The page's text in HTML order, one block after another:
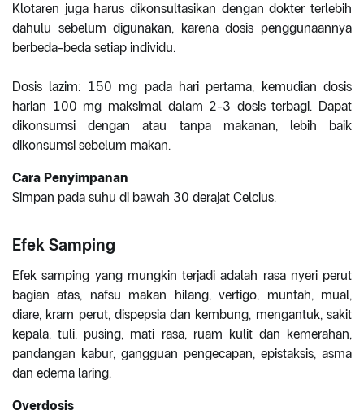
Klotaren juga harus dikonsultasikan dengan dokter terlebih
dahulu sebelum digunakan, karena dosis penggunaannya
berbeda-beda setiap individu.
Dosis lazim: 150 mg pada hari pertama, kemudian dosis
harian 100 mg maksimal dalam 2-3 dosis terbagi. Dapat
dikonsumsi dengan atau tanpa makanan, lebih baik
dikonsumsi sebelum makan.
Cara Penyimpanan
Simpan pada suhu di bawah 30 derajat Celcius.
Efek Samping
Efek samping yang mungkin terjadi adalah rasa nyeri perut
bagian atas, nafsu makan hilang, vertigo, muntah, mual,
diare, kram perut, dispepsia dan kembung, mengantuk, sakit
kepala, tuli, pusing, mati rasa, ruam kulit dan kemerahan,
pandangan kabur, gangguan pengecapan, epistaksis, asma
dan edema laring.
Overdosis